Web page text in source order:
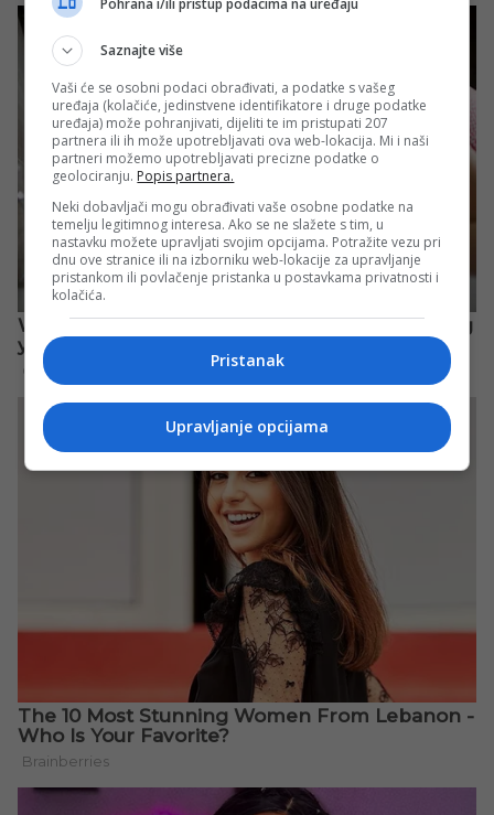
Pohrana i/ili pristup podacima na uređaju
Saznajte više
Vaši će se osobni podaci obrađivati, a podatke s vašeg
uređaja (kolačiće, jedinstvene identifikatore i druge podatke
uređaja) može pohranjivati, dijeliti te im pristupati 207
partnera ili ih može upotrebljavati ova web-lokacija. Mi i naši
partneri možemo upotrebljavati precizne podatke o
geolociranju. Popis partnera.
Neki dobavljači mogu obrađivati vaše osobne podatke na
temelju legitimnog interesa. Ako se ne slažete s tim, u
nastavku možete upravljati svojim opcijama. Potražite vezu pri
dnu ove stranice ili na izborniku web-lokacije za upravljanje
pristankom ili povlačenje pristanka u postavkama privatnosti i
kolačića.
Pristanak
Upravljanje opcijama